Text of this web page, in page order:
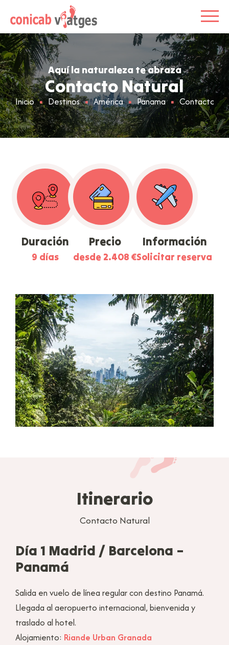
Aquí la naturaleza te abraza
Contacto Natural
Inicio Destinos América Panama Contacto
Duración
9 días
Precio
desde 2.408 €
Información
Solicitar reserva
Itinerario
Contacto Natural
Día 1 Madrid / Barcelona –
Panamá
Salida en vuelo de línea regular con destino Panamá.
Llegada al aeropuerto internacional, bienvenida y
traslado al hotel.
Alojamiento: Riande Urban Granada